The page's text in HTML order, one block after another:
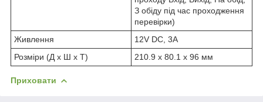
З обіду під час проходження
перевірки)
Живлення
12V DC, 3A
Розміри (Д x Ш x Т)
210.9 x 80.1 x 96 мм
Приховати